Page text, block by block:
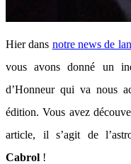
Hier dans notre news de
vous avons donné un
d’Honneur qui va nous
édition. Vous avez
article, il s’agit de
Cabrol !